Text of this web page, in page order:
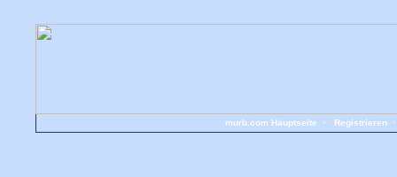
murb.com Hauptseite Registrieren